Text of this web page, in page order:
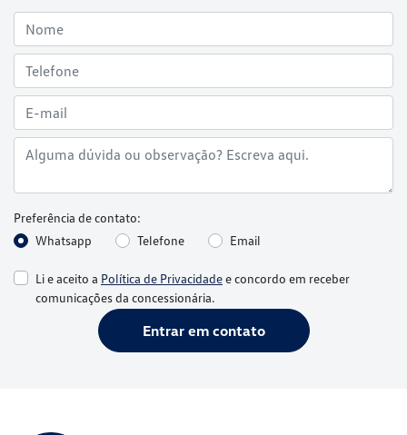
Preferência de contato:
Whatsapp
Telefone Email
Li e aceito a Política de Privacidadee concordo em receber
comunicações da concessionária.
Entrar em contato